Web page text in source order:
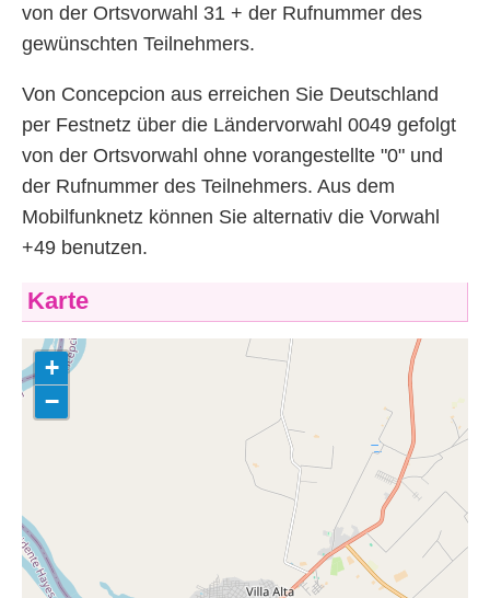
von der Ortsvorwahl 31 + der Rufnummer des
gewünschten Teilnehmers.
Von Concepcion aus erreichen Sie Deutschland
per Festnetz über die Ländervorwahl 0049 gefolgt
von der Ortsvorwahl ohne vorangestellte "0" und
der Rufnummer des Teilnehmers. Aus dem
Mobilfunknetz können Sie alternativ die Vorwahl
+49 benutzen.
Karte